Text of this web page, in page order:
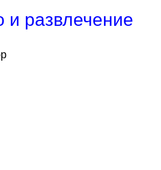
и развлечение